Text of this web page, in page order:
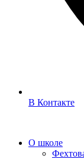
В Контакте
О школе